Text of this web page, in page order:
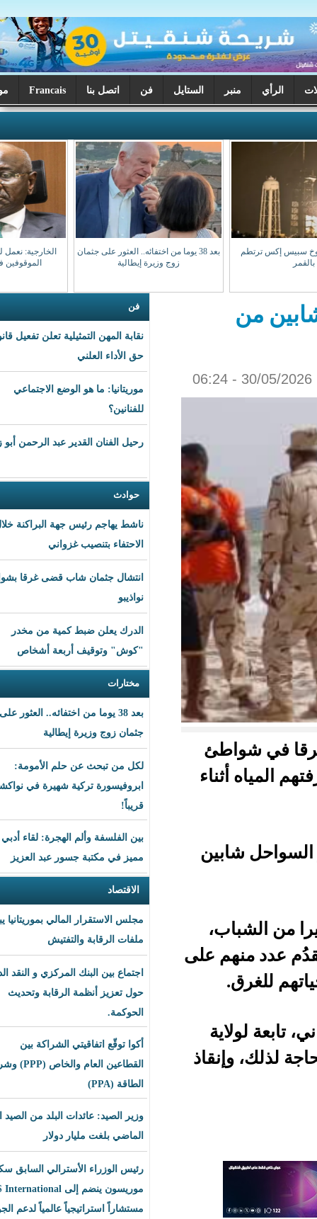
الستايل فن اتصل بنا Francais موريتانيا اليوم
بعد 38 يوما من اختفائه.. العثور على جثمان
الخارجية: نعمل لضمان عودة مواطنينا
الموقوفين في مالي سالمين
نقابة المهن التمثيلية تعلن تفعيل قانون
موريتانيا: ما هو الوضع الاجتماعي
رحيل الفنان القدير عبد الرحمن أبو زهرة
حوادث
ناشط يهاجم رئيس جهة البراكنة خلال
الاحتفاء بتنصيب غزواني
انتشال جثمان شاب قضى غرقا بشواطئ
نواذيبو
الدرك يعلن ضبط كمية من مخدر
"كوش" وتوقيف أربعة أشخاص
مختارات
بعد 38 يوما من اختفائه.. العثور على
جثمان زوج وزيرة إيطالية
لكل من تبحث عن حلم الأمومة:
ابروفيسورة تركية شهيرة في نواكشوط
بين الفلسفة وألم الهجرة: لقاء أدبي
مميز في مكتبة جسور عبد العزيز
مجلس الاستقرار المالي بموريتانيا يبحث
ملفات الرقابة والتفتيش
اجتماع بين البنك المركزي و النقد الدولي
حول تعزيز أنظمة الرقابة وتحديث
أكوا توقّع اتفاقيتي الشراكة بين
القطاعين العام والخاص (PPP) وشراء
وزير الصيد: عائدات البلد من الصيد العام
الماضي بلغت مليار دولار
رئيس الوزراء الأسترالي السابق سكوت
موريسون ينضم إلى BLS International
مستشاراً استراتيجياً عالمياً لدعم الجودة
شابين
على